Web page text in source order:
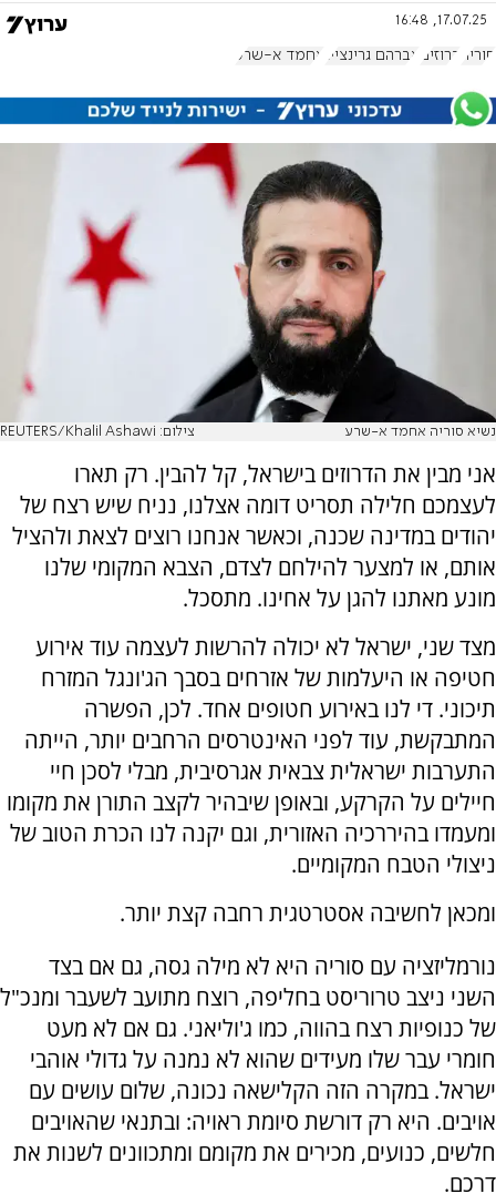
17.07.25, 16:48
סוריה דרוזים אברהם גרינצייג אחמד א-שרע
נשיא סוריה אחמד א-שרע צילום: REUTERS/Khalil Ashawi
אני מבין את הדרוזים בישראל, קל להבין. רק תארו
לעצמכם חלילה תסריט דומה אצלנו, נניח שיש רצח של
יהודים במדינה שכנה, וכאשר אנחנו רוצים לצאת ולהציל
אותם, או למצער להילחם לצדם, הצבא המקומי שלנו
מונע מאתנו להגן על אחינו. מתסכל.
מצד שני, ישראל לא יכולה להרשות לעצמה עוד אירוע
חטיפה או היעלמות של אזרחים בסבך הג'ונגל המזרח
תיכוני. די לנו באירוע חטופים אחד. לכן, הפשרה
המתבקשת, עוד לפני האינטרסים הרחבים יותר, הייתה
התערבות ישראלית צבאית אגרסיבית, מבלי לסכן חיי
חיילים על הקרקע, ובאופן שיבהיר לקצב התורן את מקומו
ומעמדו בהיררכיה האזורית, וגם יקנה לנו הכרת הטוב של
ניצולי הטבח המקומיים.
ומכאן לחשיבה אסטרטגית רחבה קצת יותר.
נורמליזציה עם סוריה היא לא מילה גסה, גם אם בצד
השני ניצב טרוריסט בחליפה, רוצח מתועב לשעבר ומנכ"ל
של כנופיות רצח בהווה, כמו ג'וליאני. גם אם לא מעט
חומרי עבר שלו מעידים שהוא לא נמנה על גדולי אוהבי
ישראל. במקרה הזה הקלישאה נכונה, שלום עושים עם
אויבים. היא רק דורשת סיומת ראויה: ובתנאי שהאויבים
חלשים, כנועים, מכירים את מקומם ומתכוונים לשנות את
דרכם.